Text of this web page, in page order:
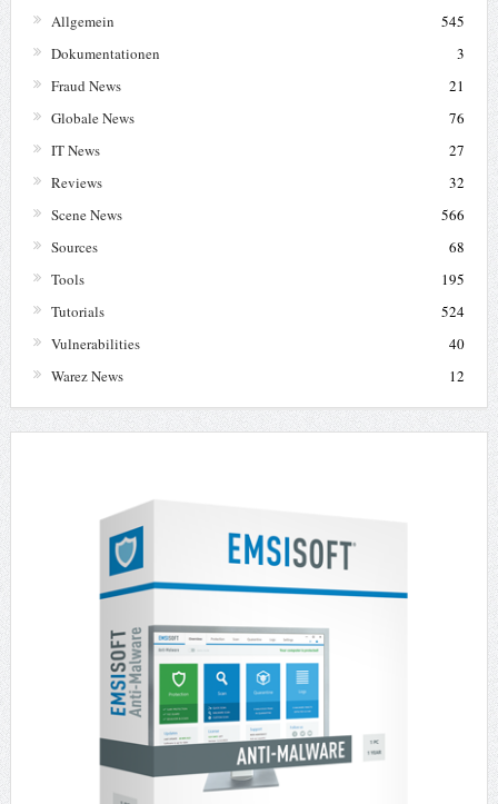
Allgemein
545
Dokumentationen
3
Fraud News
21
Globale News
76
IT News
27
Reviews
32
Scene News
566
Sources
68
Tools
195
Tutorials
524
Vulnerabilities
40
Warez News
12